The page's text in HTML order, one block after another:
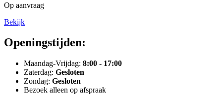
Op aanvraag
Bekijk
Openingstijden:
Maandag-Vrijdag: 8:00 - 17:00
Zaterdag: Gesloten
Zondag: Gesloten
Bezoek alleen op afspraak